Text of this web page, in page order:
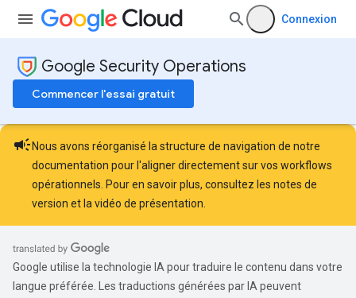
Connexion
Google Security Operations
Commencer l'essai gratuit
campaign Nous avons réorganisé la structure de navigation de notre
documentation pour l'aligner directement sur vos workflows
opérationnels. Pour en savoir plus, consultez les notes de
version et la vidéo de présentation
Google utilise la technologie IA pour traduire le contenu dans votre
langue préférée. Les traductions générées par IA peuvent